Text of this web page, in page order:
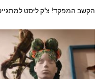
הקשב המפקד! צ'ק ליסט